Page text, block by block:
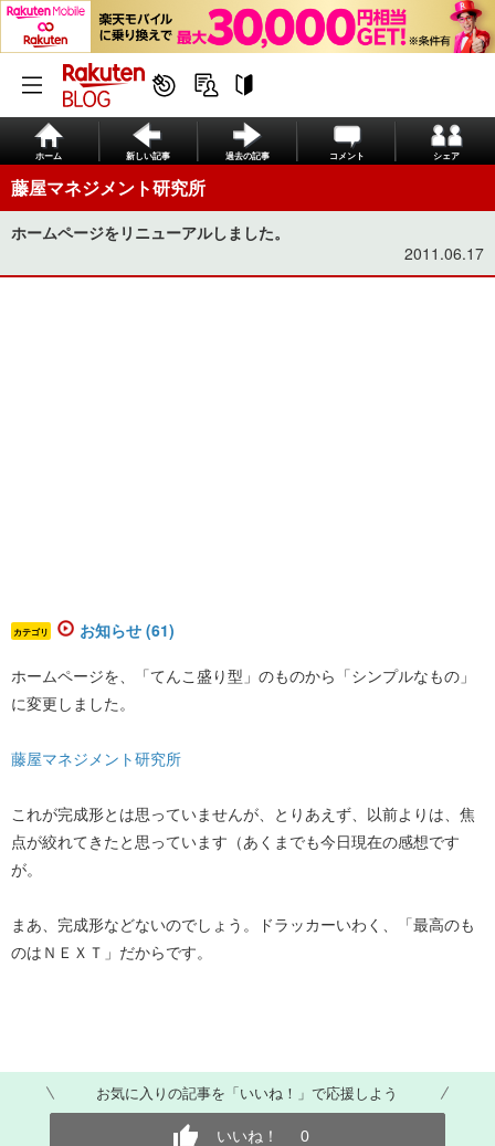
ホーム 新しい記事 過去の記事 コメント シェア
藤屋マネジメント研究所
ホームページをリニューアルしました。
2011.06.17
カテゴリ お知らせ (61)
ホームページを、「てんこ盛り型」のものから「シンプルなもの」
に変更しました。
藤屋マネジメント研究所
これが完成形とは思っていませんが、とりあえず、以前よりは、焦
点が絞れてきたと思っています（あくまでも今日現在の感想です
が。
まあ、完成形などないのでしょう。ドラッカーいわく、「最高のも
のはＮＥＸＴ」だからです。
お気に入りの記事を「いいね！」で応援しよう
いいね！ 0